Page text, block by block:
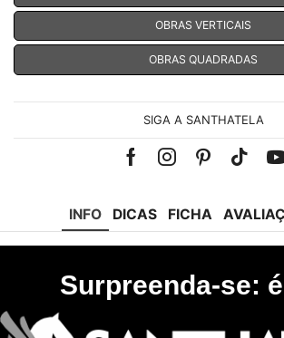
OBRAS VERTICAIS
OBRAS QUADRADAS
SIGA A SANTHATELA
FacebookInstagramPinterest
Tik-
INFO DICAS FICHA
Surpreenda-se: